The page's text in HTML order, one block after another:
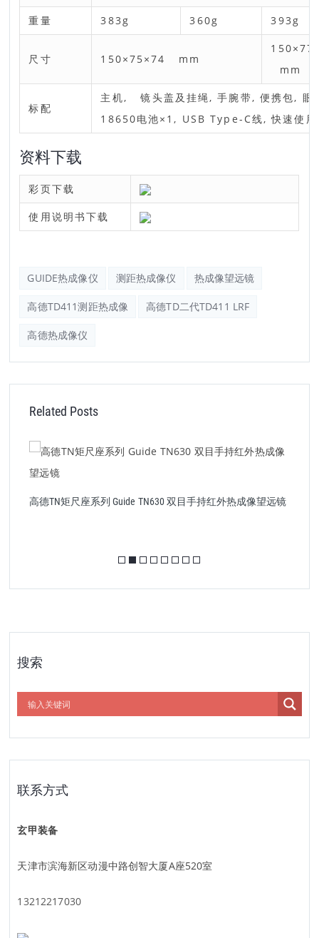
重量 383g 360g 393g
尺寸 150×75×74 mm
mm
标配
主机, 镜头盖及挂绳, 手腕带, 便携包, 眼
18650电池×1, USB Type-C线, 快速使用
资料下载
彩页下载
使用说明书下载
GUIDE热成像仪 测距热成像仪 热成像望远镜
高德TD411测距热成像 高德TD二代TD411 LRF
高德热成像仪
Related Posts
高德TN矩尺座系列 Guide TN630 双目手持红外热成像望远镜
搜索
联系方式
玄甲装备
天津市滨海新区动漫中路创智大厦A座520室
13212217030